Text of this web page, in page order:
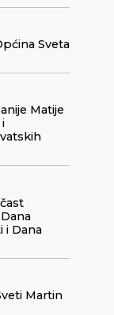
Sveta
Matije
i Dana
Martin